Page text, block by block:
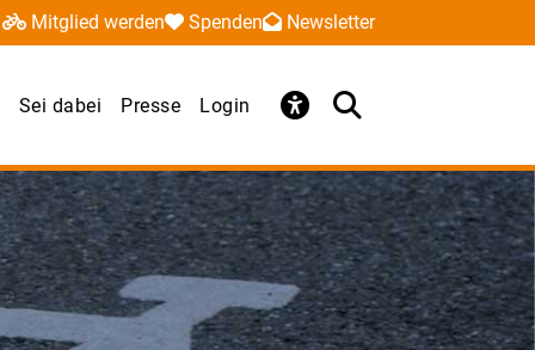
Mitglied werden Spenden Newsletter
Sei dabei Presse Login